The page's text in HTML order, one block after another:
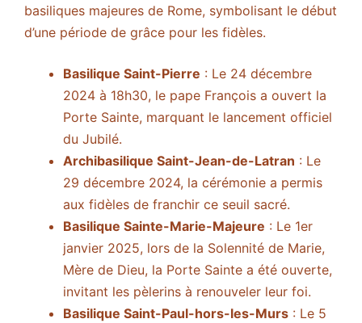
basiliques majeures de Rome, symbolisant le début
d’une période de grâce pour les fidèles.
Basilique Saint-Pierre : Le 24 décembre
2024 à 18h30, le pape François a ouvert la
Porte Sainte, marquant le lancement officiel
du Jubilé.
Archibasilique Saint-Jean-de-Latran : Le
29 décembre 2024, la cérémonie a permis
aux fidèles de franchir ce seuil sacré.
Basilique Sainte-Marie-Majeure : Le 1er
janvier 2025, lors de la Solennité de Marie,
Mère de Dieu, la Porte Sainte a été ouverte,
invitant les pèlerins à renouveler leur foi.
Basilique Saint-Paul-hors-les-Murs : Le 5